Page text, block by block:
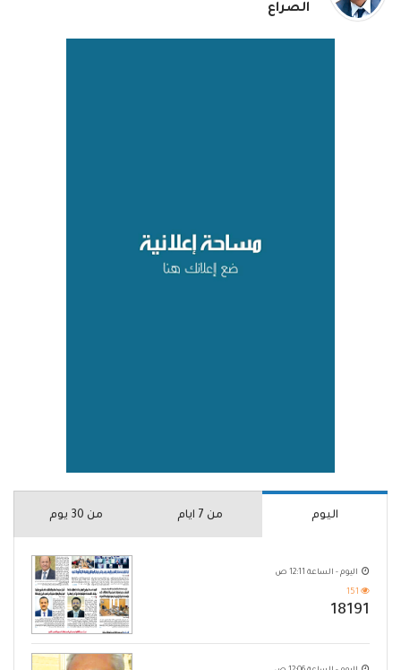
الصراع
اليوم من 7 ايام من 30 يوم
اليوم - الساعة 12:11 ص
151
18191